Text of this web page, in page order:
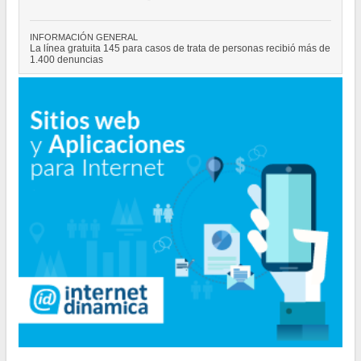
POLÍTICA
Los ciudadanos que no votaron en las pasadas elecciones deberán
regularizar su situación
CULTURA
Clínicas de Teatro en la Legislatura de la Ciudad
La línea gratuita 145 para casos de trata de personas recibió más de
1.400 denuncias
"Hemos logrado reducir en un 35 por ciento la cantidad de residuos
que la Ciudad envía a relleno sanitario”
POLÍTICA
El Consejero Gustavo Letner obtiene fondos para realizar visita en
los Estados Unidos de América